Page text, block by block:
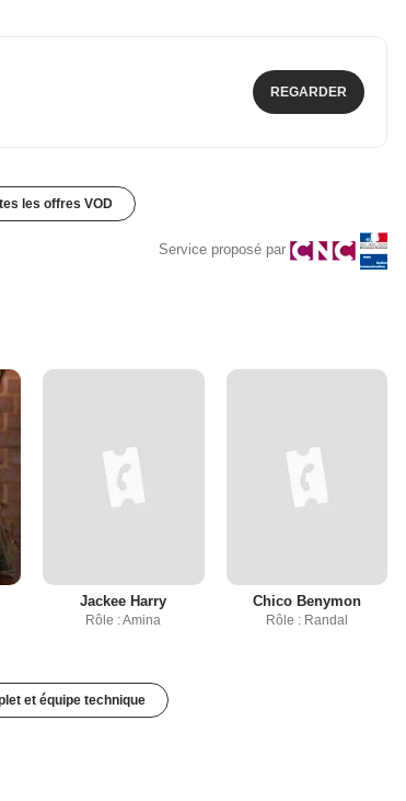
REGARDER
les offres VOD
Service proposé par
Jackee Harry
Rôle : Amina
Chico Benymon
Rôle : Randal
et équipe technique